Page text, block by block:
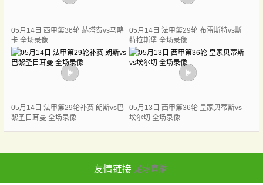
05月14日 西甲第36轮 赫塔费vs马略
卡 全场录像
05月14日 法甲第29轮 布雷斯特vs斯
特拉斯堡 全场录像
05月14日 法甲第29轮补赛 朗斯vs巴
黎圣日耳曼 全场录像
05月13日 西甲第36轮 皇家贝蒂斯vs
埃尔切 全场录像
友情链接 足球直播